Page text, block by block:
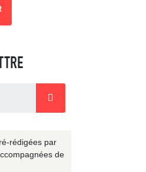
rédigées par
de